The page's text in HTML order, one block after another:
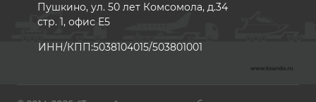
Пушкино, ул. 50 лет Комсомола, д.34
стр. 1, офис E5
ИНН/КПП:5038104015/503801001